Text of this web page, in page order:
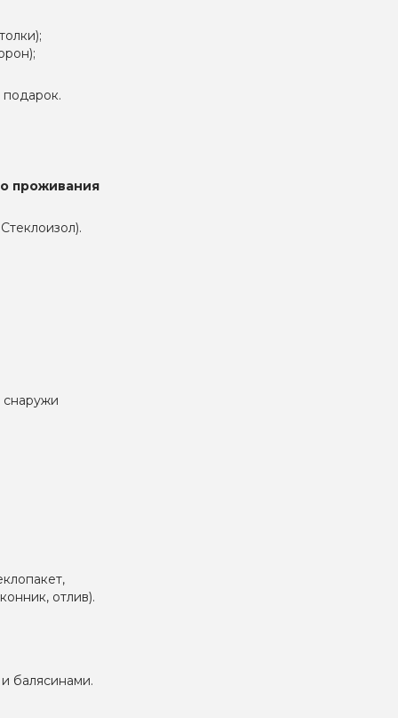
подарок.
проживания
снаружи
отлив).
балясинами.